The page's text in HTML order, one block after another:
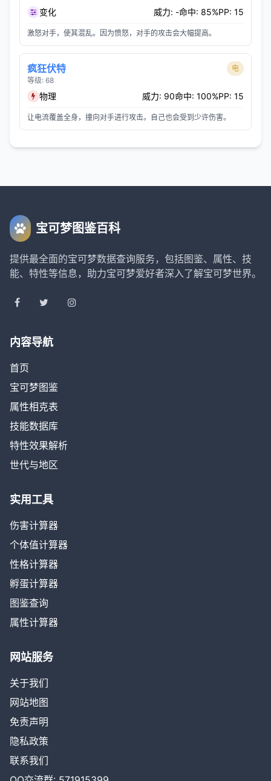
变化 威力: -命中: 85%PP: 15
激怒对手，使其混乱。因为愤怒，对手的攻击会大幅提高。
疯狂伏特
等级: 68
电
物理 威力: 90命中: 100%PP: 15
让电流覆盖全身，撞向对手进行攻击。自己也会受到少许伤害。
宝可梦图鉴百科
提供最全面的宝可梦数据查询服务，包括图鉴、属性、技
能、特性等信息，助力宝可梦爱好者深入了解宝可梦世界。
内容导航
首页
宝可梦图鉴
属性相克表
技能数据库
特性效果解析
世代与地区
实用工具
伤害计算器
个体值计算器
性格计算器
孵蛋计算器
图鉴查询
属性计算器
网站服务
关于我们
网站地图
免责声明
隐私政策
联系我们